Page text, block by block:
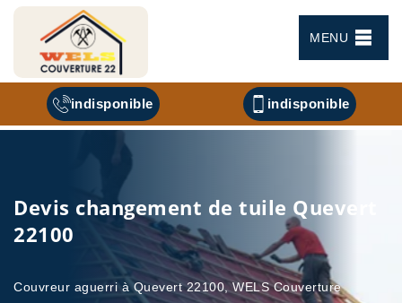
MENU
indisponible indisponible
Devis changement de tuile Quevert
22100
Couvreur aguerri à Quevert 22100, WELS Couverture